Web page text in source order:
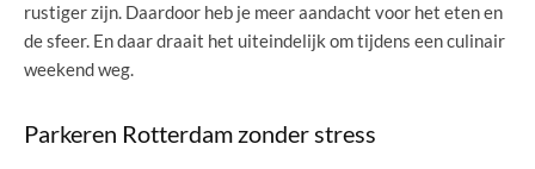
rustiger zijn. Daardoor heb je meer aandacht voor het eten en
de sfeer. En daar draait het uiteindelijk om tijdens een culinair
weekend weg.
Parkeren Rotterdam zonder stress